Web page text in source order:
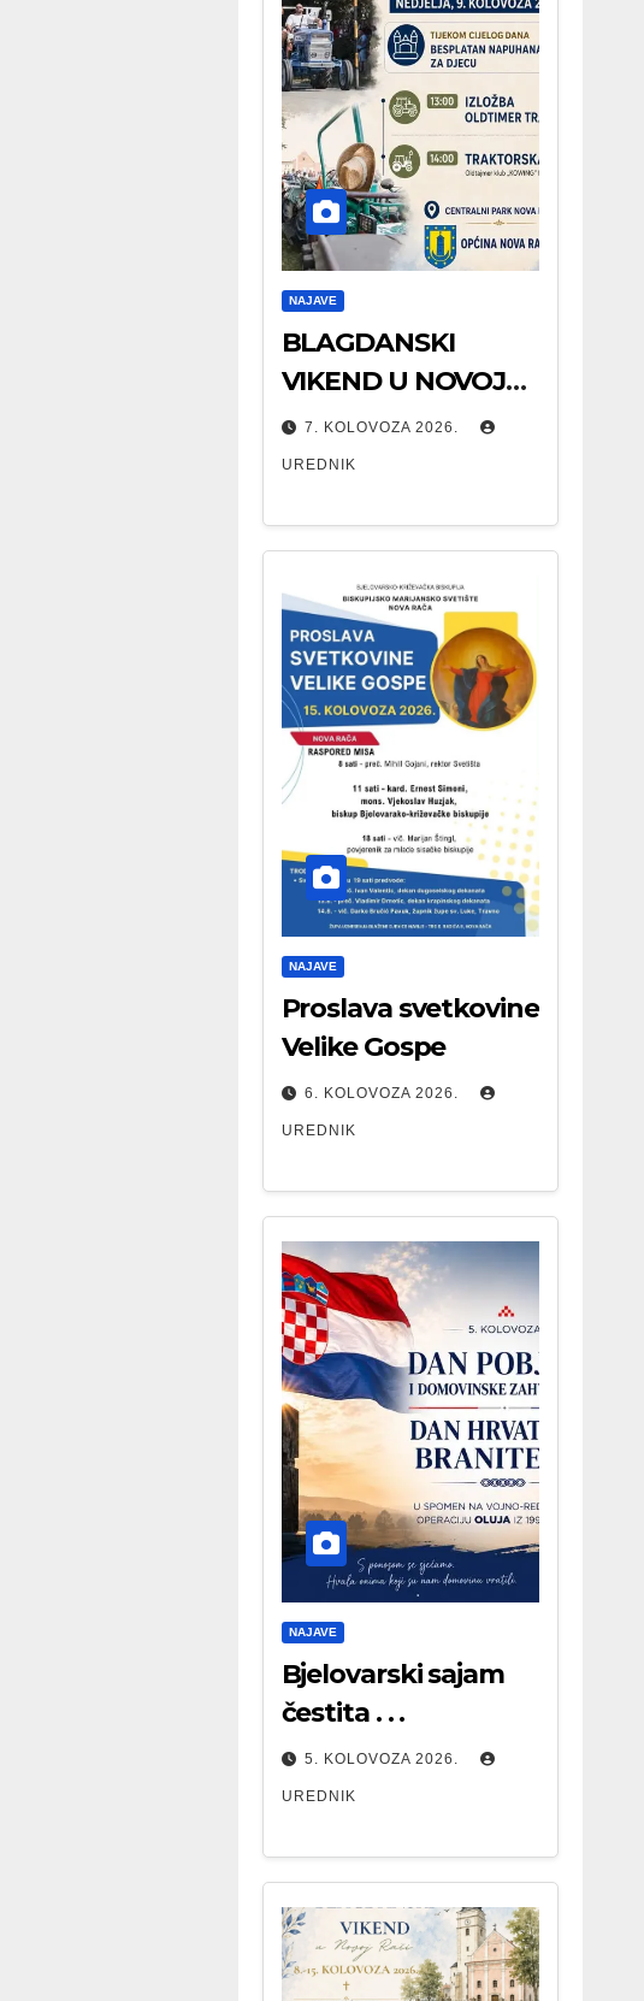
NAJAVE
BLAGDANSKI
VIKEND U NOVOJ
RAČI
7. KOLOVOZA 2026.
UREDNIK
NAJAVE
Proslava svetkovine
Velike Gospe
6. KOLOVOZA 2026.
UREDNIK
NAJAVE
Bjelovarski sajam
čestita . . .
5. KOLOVOZA 2026.
UREDNIK